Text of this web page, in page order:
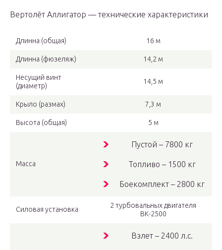
Вертолёт Аллигатор — технические характеристики
Длинна (общая) 16 м
Длинна (фюзеляж) 14,2 м
Несущий винт
(диаметр)
14,5 м
Крыло (размах) 7,3 м
Высота (общая) 5 м
Масса
Пустой – 7800 кг
Топливо – 1500 кг
Боекомплект – 2800 кг
Силовая установка
2 турбовальных двигателя
ВК-2500
Взлет – 2400 л.с.